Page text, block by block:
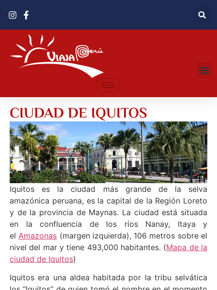
CIUDAD DE IQUITOS
Iquitos es la ciudad más grande de la selva
amazónica peruana, es la capital de la Región Loreto
y de la provincia de Maynas. La ciudad está situada
en la confluencia de los ríos Nanay, Itaya y
el Amazonas (margen izquierda), 106 metros sobre el
nivel del mar y tiene 493,000 habitantes. (Mapa de la
ciudad de Iquitos)
Iquitos era una aldea habitada por la tribu selvática